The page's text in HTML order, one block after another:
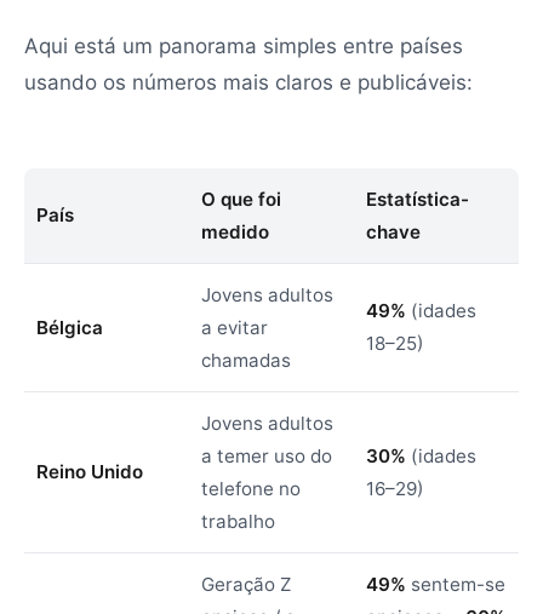
Aqui está um panorama simples entre países
usando os números mais claros e publicáveis:
País
O que foi
medido
Estatística-
chave
Bélgica
Jovens adultos
a evitar
chamadas
49% (idades
18–25)
Reino Unido
Jovens adultos
a temer uso do
telefone no
trabalho
30% (idades
16–29)
Geração Z
49% sentem-se